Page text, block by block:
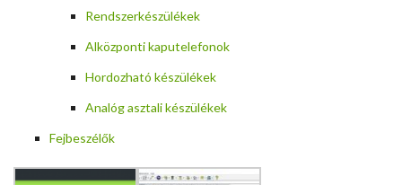
Rendszerkészülékek
Alközponti kaputelefonok
Hordozható készülékek
Analóg asztali készülékek
Fejbeszélők